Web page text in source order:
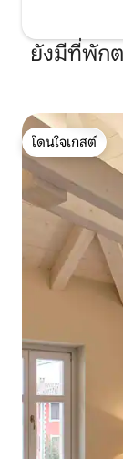
ยังมีที่พัก
โดนใจเกสต์
โดนใจเกสต์